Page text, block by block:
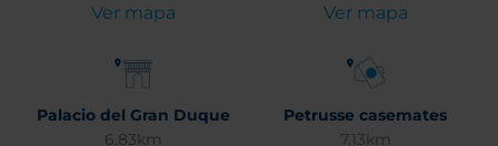
Ver mapa Ver mapa
Palacio del Gran Duque
6.83km
Petrusse casemates
7.13km